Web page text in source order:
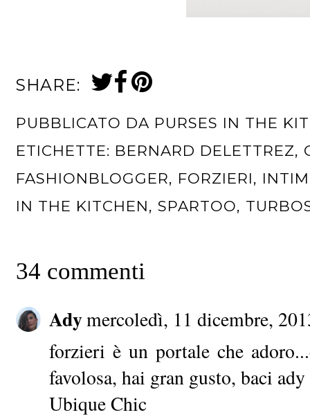
SHARE:
PUBBLICATO DA PURSES IN THE
ETICHETTE: BERNARD DELETTREZ,
FASHIONBLOGGER, FORZIERI,
IN THE KITCHEN, SPARTOO,
34 commenti
Adymercoledì, 11 dicembre,
forzieri è un portale che
favolosa, hai gran gusto, baci ady
Ubique Chic